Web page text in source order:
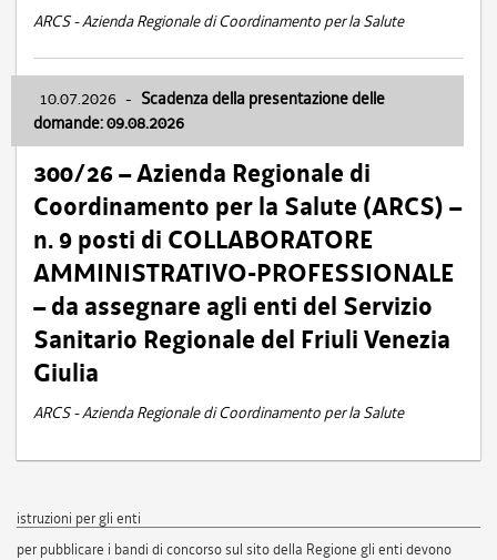
ARCS - Azienda Regionale di Coordinamento per la Salute
10.07.2026 - Scadenza della presentazione delle
domande: 09.08.2026
300/26 – Azienda Regionale di
Coordinamento per la Salute (ARCS) –
n. 9 posti di COLLABORATORE
AMMINISTRATIVO-PROFESSIONALE
– da assegnare agli enti del Servizio
Sanitario Regionale del Friuli Venezia
Giulia
ARCS - Azienda Regionale di Coordinamento per la Salute
istruzioni per gli enti
per pubblicare i bandi di concorso sul sito della Regione gli enti devono